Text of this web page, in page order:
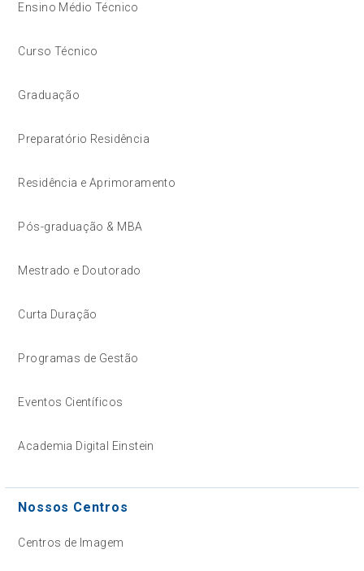
Ensino Médio Técnico
Curso Técnico
Graduação
Preparatório Residência
Residência e Aprimoramento
Pós-graduação & MBA
Mestrado e Doutorado
Curta Duração
Programas de Gestão
Eventos Científicos
Academia Digital Einstein
Nossos Centros
Centros de Imagem